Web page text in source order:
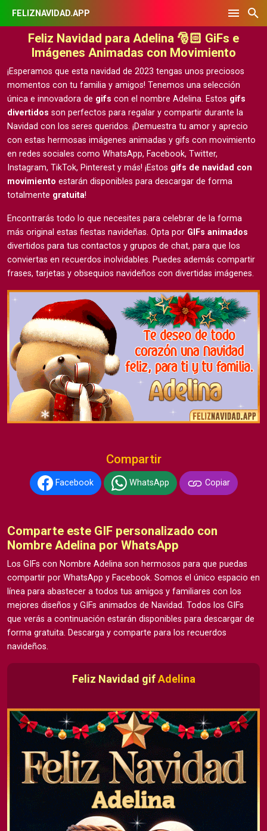
FELIZNAVIDAD.APP
Feliz Navidad para Adelina 🎅🏻 GiFs e
Imágenes Animadas con Movimiento
¡Esperamos que esta navidad de 2023 tengas unos preciosos
momentos con tu familia y amigos! Tenemos una selección
única e innovadora de gifs con el nombre Adelina. Estos gifs
divertidos son perfectos para regalar y compartir durante la
Navidad con los seres queridos. ¡Demuestra tu amor y aprecio
con estas hermosas imágenes animadas y gifs con movimiento
en redes sociales como WhatsApp, Facebook, Twitter,
Instagram, TikTok, Pinterest y más! ¡Estos gifs de navidad con
movimiento estarán disponibles para descargar de forma
totalmente gratuita!
Encontrarás todo lo que necesites para celebrar de la forma
más original estas fiestas navideñas. Opta por GIFs animados
divertidos para tus contactos y grupos de chat, para que los
conviertas en recuerdos inolvidables. Puedes además compartir
frases, tarjetas y obsequios navideños con divertidas imágenes.
Compartir
Facebook WhatsApp Copiar
Comparte este GIF personalizado con
Nombre Adelina por WhatsApp
Los GIFs con Nombre Adelina son hermosos para que puedas
compartir por WhatsApp y Facebook. Somos el único espacio en
línea para abastecer a todos tus amigos y familiares con los
mejores diseños y GIFs animados de Navidad. Todos los GIFs
que verás a continuación estarán disponibles para descargar de
forma gratuita. Descarga y comparte para los recuerdos
navideños.
Feliz Navidad gifAdelina